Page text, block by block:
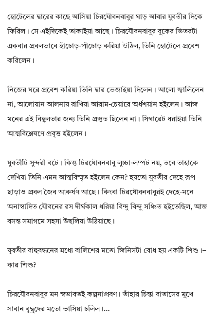
হোটেলের দ্বারের কাছে আসিয়া চিরযৌবনবাবুর ঘাড় আবার যুবতীর দিকে
ফিরিল। সে এইদিকেই তাকাইয়া আছে। চিরযৌবনবাবুর বুকের ভিতরটা
একবার প্রবলভাবে হাঁচোড়-পাঁচোড় করিয়া উঠিল, তিনি হোটেলে প্রবেশ
করিলেন।
নিজের ঘরে প্রবেশ করিয়া তিনি দ্বার ভেজাইয়া দিলেন। আলো জ্বালিলেন
না, আলোয়ান আলনায় রাখিয়া আরাম-চেয়ারে অর্ধশয়ান হইলেন। আজ
মনের এই বিহ্বলতার জন্য তিনি প্রস্তুত ছিলেন না। সিগারেট ধরাইয়া তিনি
আত্মবিশ্লেষণে প্রবৃত্ত হইলেন।
যুবতীটি সুন্দরী বটে। কিন্তু চিরযৌবনবাবু লুচ্চা-লম্পট নয়, তবে তাহাকে
দেখিয়া তিনি এমন আত্মবিস্মৃত হইলেন কেন? হয়তো যুবতীর দেহে রূপ
ছাড়াও প্রবল জৈব আকর্ষণ আছে। কিংবা চিরযৌবনবাবুরই দেহে-মনে
অনাস্বাদিত যৌবনের রস দীর্ঘকাল ধরিয়া বিন্দু বিন্দু সঞ্চিত হইতেছিল, আজ
বসন্ত সমাগমে সহসা উছলিয়া উঠিয়াছে।
যুবতীর বাহুবন্ধনের মধ্যে বালিশের মতো জিনিসটা বোধ হয় একটি শিশু।–
কার শিশু?
চিরযৌবনবাবুর মন স্বভাবতই কল্পনাপ্রবণ। তাঁহার চিন্তা বাতাসের মুখে
সাবান বুদ্বুদের মতো ভাসিয়া চলিল।…